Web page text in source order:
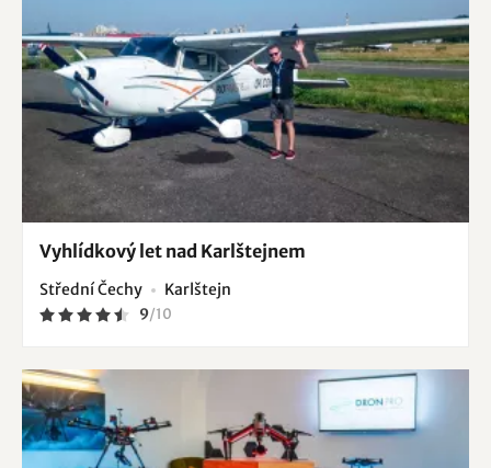
Vyhlídkový let nad Karlštejnem
Střední Čechy Karlštejn
9/10